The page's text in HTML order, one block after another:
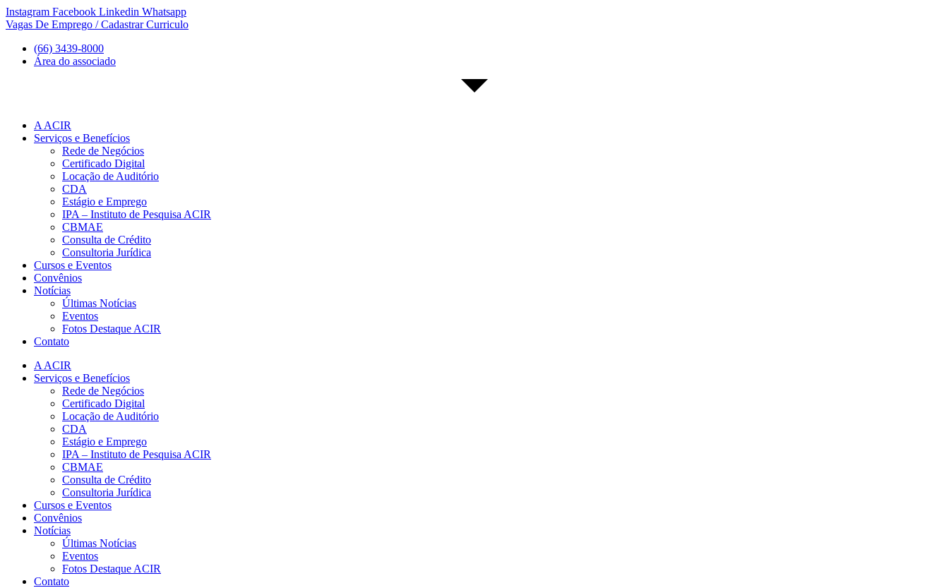
Ir
para
conteúdo
Instagram Facebook Linkedin Whatsapp
Vagas De Emprego / Cadastrar Curriculo
(66) 3439-8000
Área do associado
A ACIR
Serviços e Benefícios
Rede de Negócios
Certificado Digital
Locação de Auditório
CDA
Estágio e Emprego
IPA – Instituto de Pesquisa ACIR
CBMAE
Consulta de Crédito
Consultoria Jurídica
Cursos e Eventos
Convênios
Notícias
Últimas Notícias
Eventos
Fotos Destaque ACIR
Contato
A ACIR
Serviços e Benefícios
Rede de Negócios
Certificado Digital
Locação de Auditório
CDA
Estágio e Emprego
IPA – Instituto de Pesquisa ACIR
CBMAE
Consulta de Crédito
Consultoria Jurídica
Cursos e Eventos
Convênios
Notícias
Últimas Notícias
Eventos
Fotos Destaque ACIR
Contato